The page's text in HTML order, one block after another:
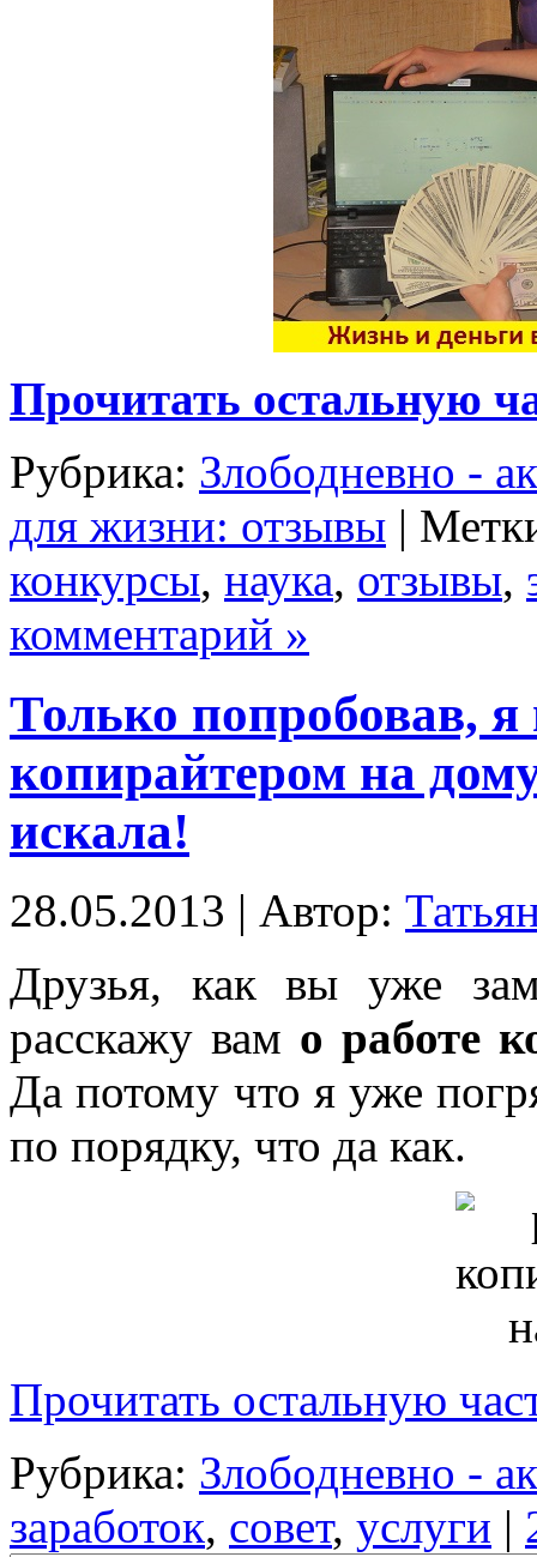
Прочитать остальную
Рубрика: Злободневно -
для жизни: отзывы |
конкурсы, наука, отзывы,
комментарий »
Только попробовав, я
копирайтером на
искала!
28.05.2013 | Автор:
Друзья, как вы уже
расскажу вам о работе
Да потому что я уже
по порядку, что да как.
Прочитать остальную
Рубрика: Злободневно -
заработок, совет, услуги |